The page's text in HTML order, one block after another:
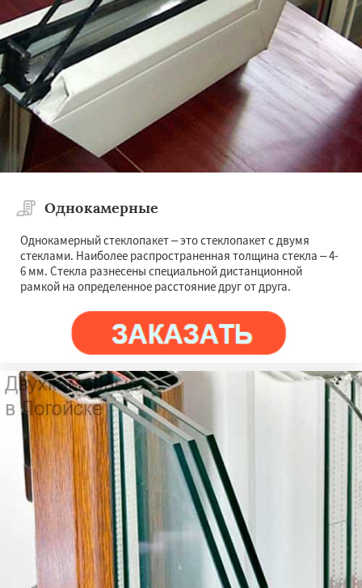
Однокамерные
Однокамерный стеклопакет – это стеклопакет с двумя
стеклами. Наиболее распространенная толщина стекла – 4-
6 мм. Стекла разнесены специальной дистанционной
рамкой на определенное расстояние друг от друга.